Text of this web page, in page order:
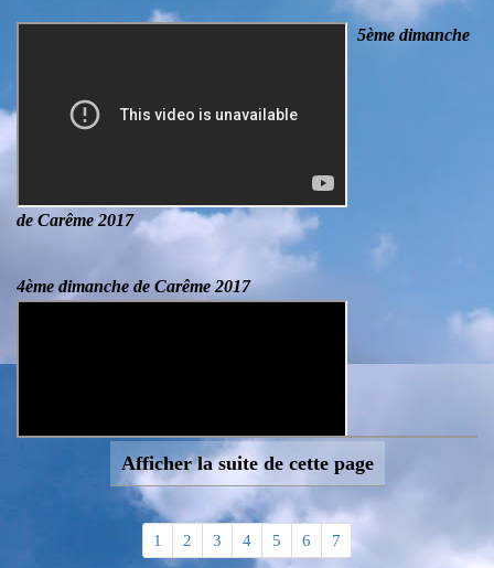
5ème dimanche
de Carême 2017
4ème dimanche de Carême 2017
3ème dimanche
Afficher la suite de cette page
1 2 3 4 5 6 7